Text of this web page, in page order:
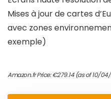
Mises à jour de cartes
avec zones
exemple)
Amazon.fr Price:€279.14(as of 10/04/